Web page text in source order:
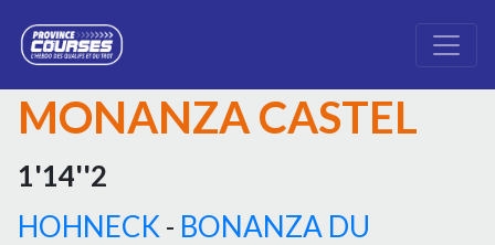
MONANZA CASTEL
1'14''2
HOHNECK - BONANZA DU